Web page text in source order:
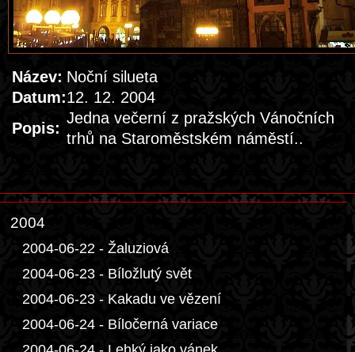
Název: Noční silueta
Datum:12. 12. 2004
Popis:
Jedna večerní z pražských Vánočních
trhů na Staroměstském náměstí..
2004
2004-06-22 - Žaluziová
2004-06-23 - Bíložlutý svět
2004-06-23 - Kakadu ve vězení
2004-06-24 - Bíločerná variace